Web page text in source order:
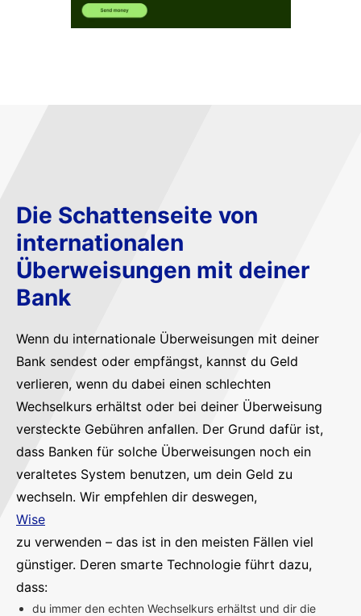
Die Schattenseite von
internationalen
Überweisungen mit deiner
Bank
Wenn du internationale Überweisungen mit deiner
Bank sendest oder empfängst, kannst du Geld
verlieren, wenn du dabei einen schlechten
Wechselkurs erhältst oder bei deiner Überweisung
versteckte Gebühren anfallen. Der Grund dafür ist,
dass Banken für solche Überweisungen noch ein
veraltetes System benutzen, um dein Geld zu
wechseln. Wir empfehlen dir deswegen,
Wise
zu verwenden – das ist in den meisten Fällen viel
günstiger. Deren smarte Technologie führt dazu,
dass:
du immer den echten Wechselkurs erhältst und dir die